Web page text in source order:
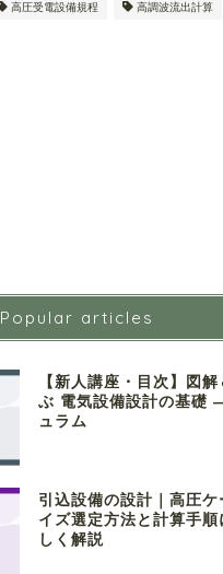
高圧受電設備規程 高調波流出計算
Popular articles
【新人講座・目次】図
ぶ 電気設備設計の基礎
ュラム
引込設備の設計｜高圧ケ
イズ選定方法と計算手
しく解説